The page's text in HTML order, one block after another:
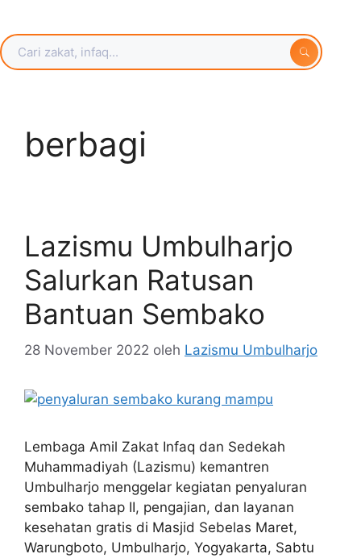
berbagi
Lazismu Umbulharjo
Salurkan Ratusan
Bantuan Sembako
28 November 2022 oleh Lazismu Umbulharjo
Lembaga Amil Zakat Infaq dan Sedekah
Muhammadiyah (Lazismu) kemantren
Umbulharjo menggelar kegiatan penyaluran
sembako tahap II, pengajian, dan layanan
kesehatan gratis di Masjid Sebelas Maret,
Warungboto, Umbulharjo, Yogyakarta, Sabtu